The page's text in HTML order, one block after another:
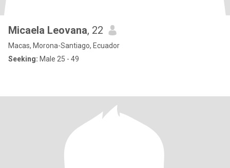
Micaela Leovana, 22
Macas, Morona-Santiago, Ecuador
Seeking: Male 25 - 49